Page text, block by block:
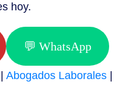
hoy.
💬 WhatsApp
Abogados Laborales